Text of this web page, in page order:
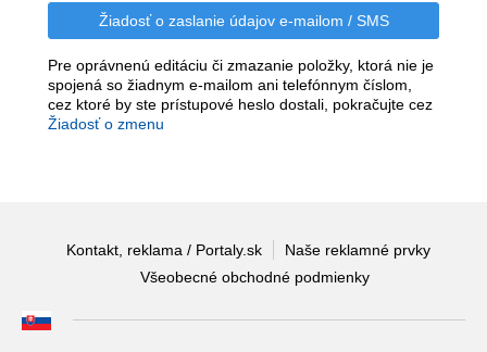
Pre oprávnenú editáciu či zmazanie položky, ktorá nie je
spojená so žiadnym e-mailom ani telefónnym číslom,
cez ktoré by ste prístupové heslo dostali, pokračujte cez
Žiadosť o zmenu
Kontakt, reklama / Portaly.sk
Naše reklamné prvky
Všeobecné obchodné podmienky